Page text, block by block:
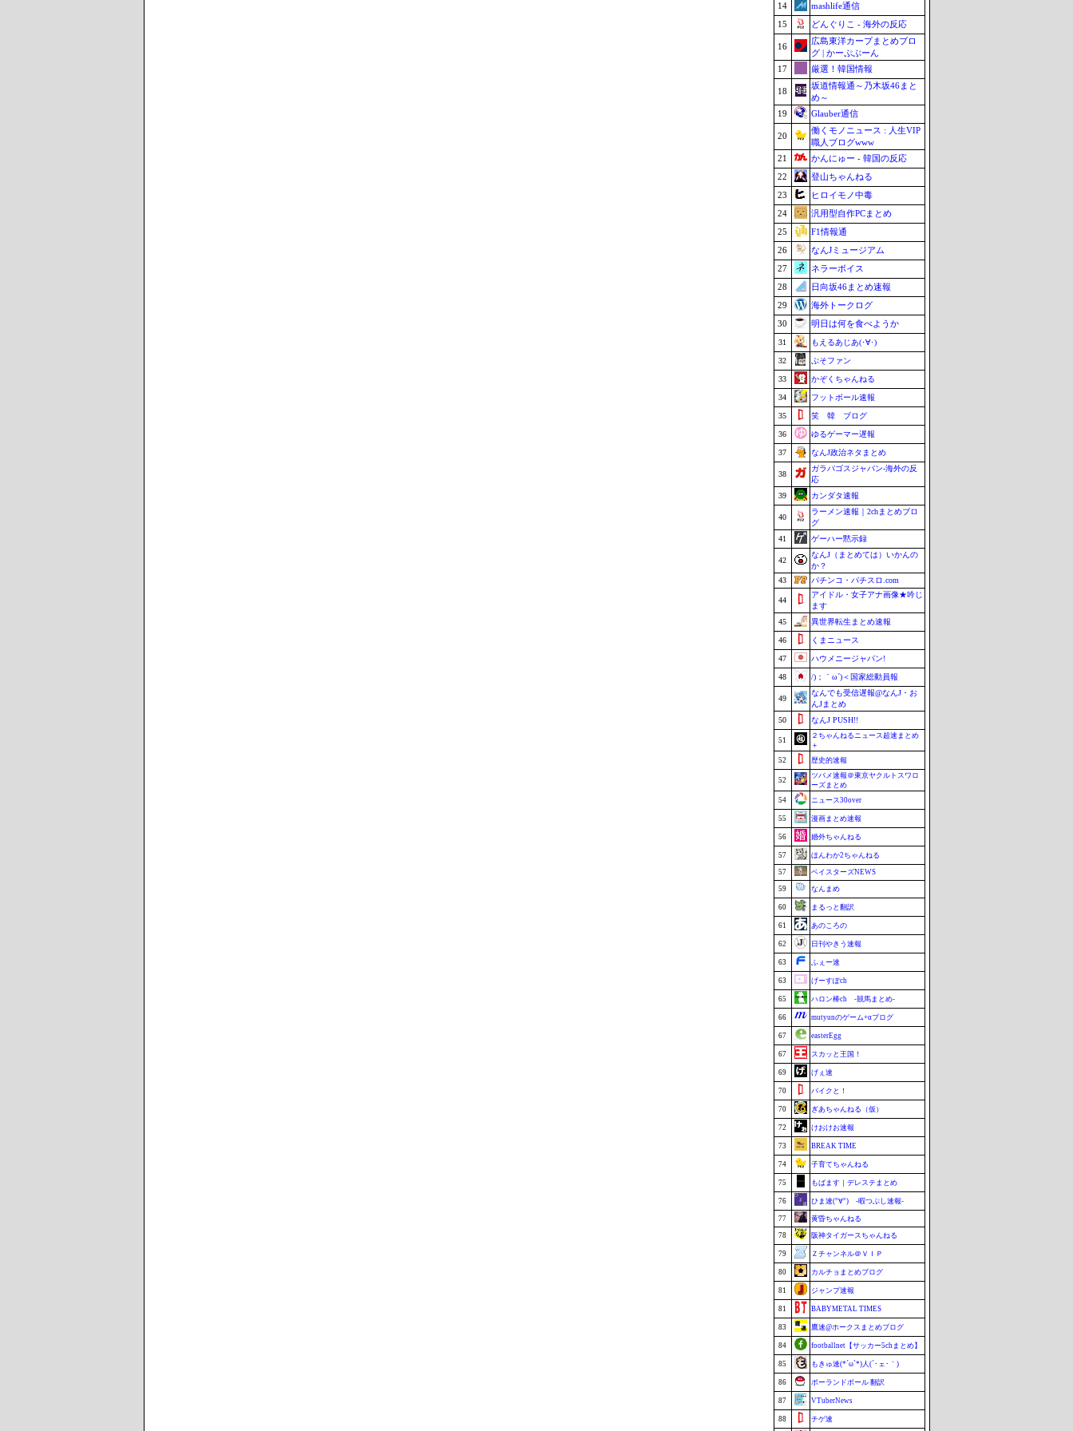
14
mashlife通信
15
どんぐりこ - 海外の反応
16
広島東洋カープまとめブロ
グ | かーぷぶーん
17
厳選！韓国情報
18
坂道情報通～乃木坂46まと
め～
19
Glauber通信
20
働くモノニュース : 人生VIP
職人ブログwww
21
かんにゅー - 韓国の反応
22
登山ちゃんねる
23
ヒロイモノ中毒
24
汎用型自作PCまとめ
25
F1情報通
26
なんJミュージアム
27
ネラーボイス
28
日向坂46まとめ速報
29
海外トークログ
30
明日は何を食べようか
31 もえるあじあ(･∀･)
32 ぷそファン
33 かぞくちゃんねる
34 フットボール速報
35 笑 韓 ブログ
36 ゆるゲーマー遅報
37 なんJ政治ネタまとめ
38
ガラパゴスジャパン-海外の反
応
39
カンダタ速報
40
ラーメン速報｜2chまとめブロ
グ
41
ゲーハー黙示録
42
なんJ（まとめては）いかんの
か？
43
パチンコ・パチスロ.com
44
アイドル・女子アナ画像★吟じ
ます
45
異世界転生まとめ速報
46 くまニュース
47 ハウメニージャパン!
48 /)；｀ω´)＜国家総動員報
49
なんでも受信遅報@なんJ・お
んJまとめ
50
なんJ PUSH!!
51
２ちゃんねるニュース超速まとめ
＋
52
歴史的速報
52
ツバメ速報＠東京ヤクルトスワロ
ーズまとめ
54
ニュース30over
55 漫画まとめ速報
56 婚外ちゃんねる
57 ほんわか2ちゃんねる
57 ベイスターズNEWS
59 なんまめ
60 まるっと翻訳
61 あのころの
62 日刊やきう速報
63 ふぇー速
63 げーすぽch
65 ハロン棒ch -競馬まとめ-
66 mutyunのゲーム+αブログ
67 easterEgg
67 スカッと王国！
69 げぇ速
70 バイクと！
70 ぎあちゃんねる（仮）
72 けおけお速報
73 BREAK TIME
74 子育てちゃんねる
75 もばます｜デレステまとめ
76 ひま速(°∀°) -暇つぶし速報-
77 黄昏ちゃんねる
78 阪神タイガースちゃんねる
79 Ｚチャンネル＠ＶＩＰ
80 カルチョまとめブログ
81 ジャンプ速報
81 BABYMETAL TIMES
83 鷹速@ホークスまとめブログ
84 footballnet【サッカー5chまとめ】
85 もきゅ速(*´ω`*)人(´･ェ･｀)
86 ポーランドボール 翻訳
87 VTuberNews
88 チゲ速